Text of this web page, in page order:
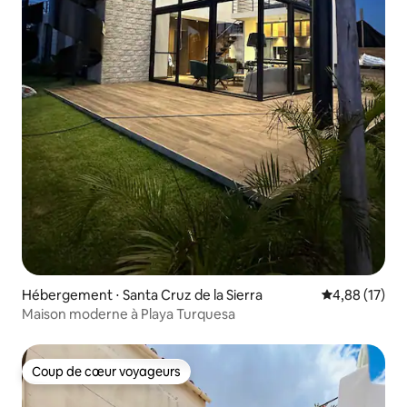
Hébergement ⋅ Santa Cruz de la Sierra Évaluation
4,88 (17)
Maison moderne à Playa Turquesa
Coup de cœur voyageurs
Coup de cœur voyageurs